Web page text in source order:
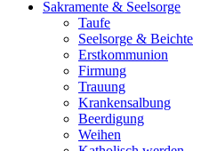
Sakramente & Seelsorge
Taufe
Seelsorge & Beichte
Erstkommunion
Firmung
Trauung
Krankensalbung
Beerdigung
Weihen